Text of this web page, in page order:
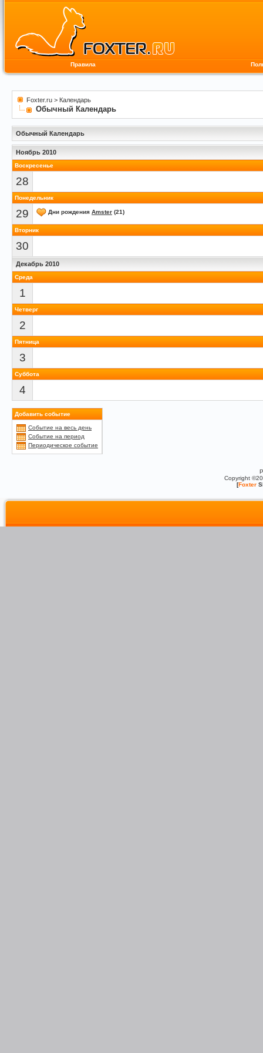
Правила
Foxter.ru > Календарь
Обычный Календарь
Обычный Календарь
Ноябрь 2010
Воскресенье
28
Понедельник
29 Дни рождения Amster (21)
Вторник
30
Декабрь 2010
Среда
1
Четверг
2
Пятница
3
Суббота
4
Добавить событие
Событие на весь день
Событие на период
Периодическое событие
Copyright
[Foxter